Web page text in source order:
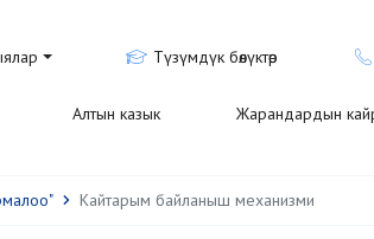
Түзүмдүк бөлүктөр
Алтын казык Жарандардын
Кайтарым байланыш механизми